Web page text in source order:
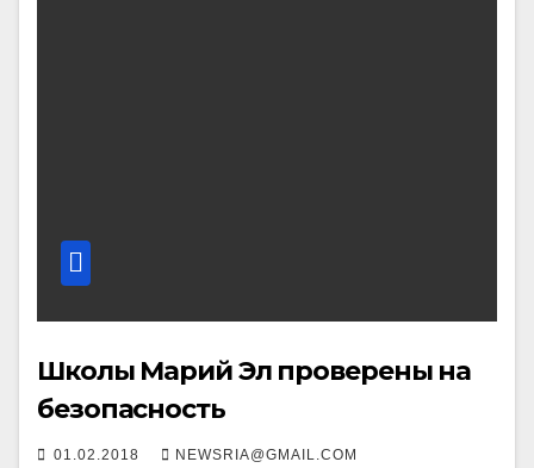
Школы Марий Эл проверены на
безопасность
01.02.2018 NEWSRIA@GMAIL.COM